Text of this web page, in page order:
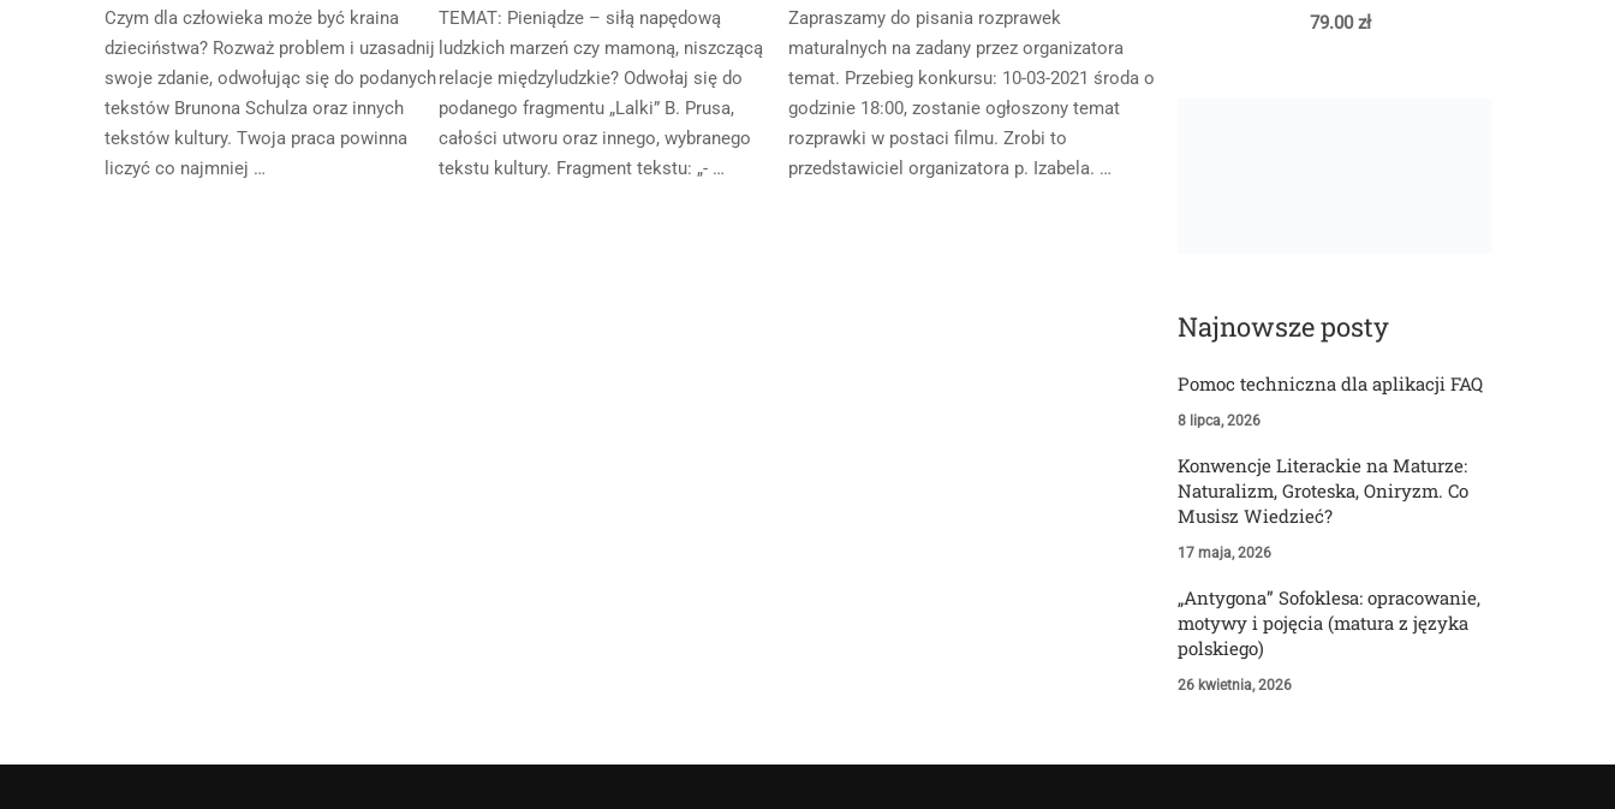
Czym dla człowieka może być kraina
dzieciństwa? Rozważ problem i uzasadnij
swoje zdanie, odwołując się do podanych
tekstów Brunona Schulza oraz innych
tekstów kultury. Twoja praca powinna
liczyć co najmniej …
TEMAT: Pieniądze – siłą napędową
ludzkich marzeń czy mamoną, niszczącą
relacje międzyludzkie? Odwołaj się do
podanego fragmentu „Lalki” B. Prusa,
całości utworu oraz innego, wybranego
tekstu kultury. Fragment tekstu: „- …
Zapraszamy do pisania rozprawek
maturalnych na zadany przez organizatora
temat. Przebieg konkursu: 10-03-2021 środa o
godzinie 18:00, zostanie ogłoszony temat
rozprawki w postaci filmu. Zrobi to
przedstawiciel organizatora p. Izabela. …
79.00 zł
Najnowsze posty
Pomoc techniczna dla aplikacji FAQ
8 lipca, 2026
Konwencje Literackie na Maturze:
Naturalizm, Groteska, Oniryzm. Co
Musisz Wiedzieć?
17 maja, 2026
„Antygona” Sofoklesa: opracowanie,
motywy i pojęcia (matura z języka
polskiego)
26 kwietnia, 2026